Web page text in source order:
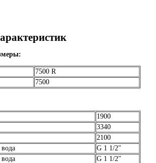
7500 R
7500
1900
3340
2100
G 1 1/2"
G 1 1/2"